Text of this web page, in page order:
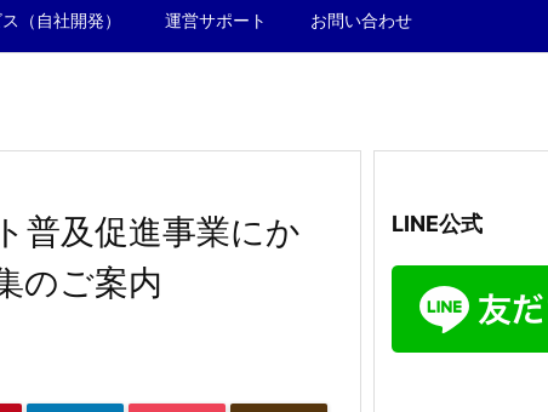
（自社開発） 運営サポート お問い合わせ
普及促進事業にか
のご案内
LINE公式